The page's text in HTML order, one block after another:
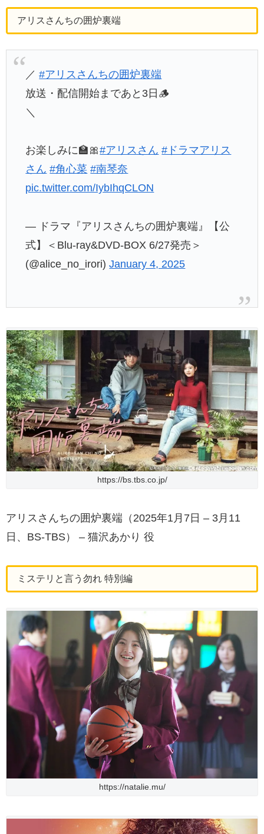
アリスさんちの囲炉裏端
／#アリスさんちの囲炉裏端
放送・配信開始まであと3日🪵
＼
お楽しみに🏫🎀#アリスさん #ドラマアリス
さん #角心菜 #南琴奈
pic.twitter.com/IybIhqCLON
— ドラマ『アリスさんちの囲炉裏端』【公
式】＜Blu-ray&DVD‐BOX 6/27発売＞
(@alice_no_irori)January 4, 2025
https://bs.tbs.co.jp/
アリスさんちの囲炉裏端（2025年1月7日 – 3月11
日、BS-TBS） – 猫沢あかり 役
ミステリと言う勿れ 特別編
https://natalie.mu/